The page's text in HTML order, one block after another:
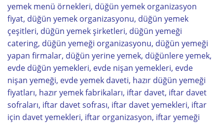
yemek menü örnekleri, düğün yemek organizasyon
fiyat, düğün yemek organizasyonu, düğün yemek
çeşitleri, düğün yemek şirketleri, düğün yemeği
catering, düğün yemeği organizasyonu, düğün yemeği
yapan firmalar, düğün yerine yemek, düğünlere yemek,
evde düğün yemekleri, evde nişan yemekleri, evde
nişan yemeği, evde yemek daveti, hazır düğün yemeği
fiyatları, hazır yemek fabrikaları, iftar davet, iftar davet
sofraları, iftar davet sofrası, iftar davet yemekleri, iftar
için davet yemekleri, iftar organizasyon, iftar yemeği